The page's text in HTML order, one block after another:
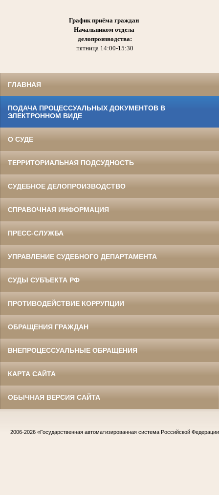
График приёма граждан
Начальником отдела
делопроизводства:
пятница 14:00-15:30
ГЛАВНАЯ
ПОДАЧА ПРОЦЕССУАЛЬНЫХ ДОКУМЕНТОВ В
ЭЛЕКТРОННОМ ВИДЕ
О СУДЕ
ТЕРРИТОРИАЛЬНАЯ ПОДСУДНОСТЬ
СУДЕБНОЕ ДЕЛОПРОИЗВОДСТВО
СПРАВОЧНАЯ ИНФОРМАЦИЯ
ПРЕСС-СЛУЖБА
УПРАВЛЕНИЕ СУДЕБНОГО ДЕПАРТАМЕНТА
СУДЫ СУБЪЕКТА РФ
ПРОТИВОДЕЙСТВИЕ КОРРУПЦИИ
ОБРАЩЕНИЯ ГРАЖДАН
ВНЕПРОЦЕССУАЛЬНЫЕ ОБРАЩЕНИЯ
КАРТА САЙТА
ОБЫЧНАЯ ВЕРСИЯ САЙТА
2006-2026 «Государственная автоматизированная система Российской